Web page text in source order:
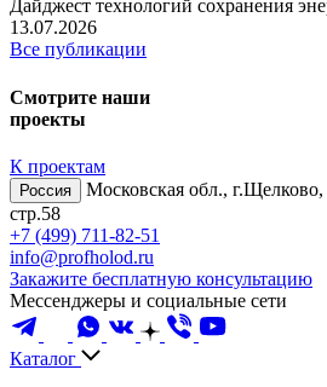
Дайджест технологий сохранения
13.07.2026
Все публикации
Смотрите наши
проекты
К проектам
Россия
Московская обл.,
стр.58
+7 (499) 711-82-51
info@profholod.ru
Закажите бесплатную консультацию
Мессенджеры и социальные сети
Каталог